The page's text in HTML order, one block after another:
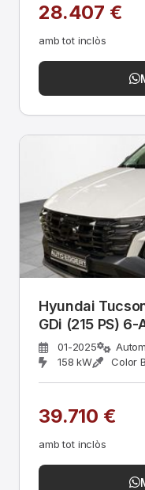
28.407 €
amb tot inclòs
Hyundai
GDi (215 PS) 6-
01-2025
158 kW
Color
39.710 €
amb tot inclòs